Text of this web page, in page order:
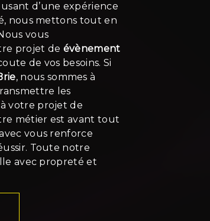
d’une expérience
nous mettons tout en
vous
projet de évènement
de vos besoins. Si
, nous sommes à
les
votre projet de
métier est avant tout
vous renforce
Toute notre
avec propreté et